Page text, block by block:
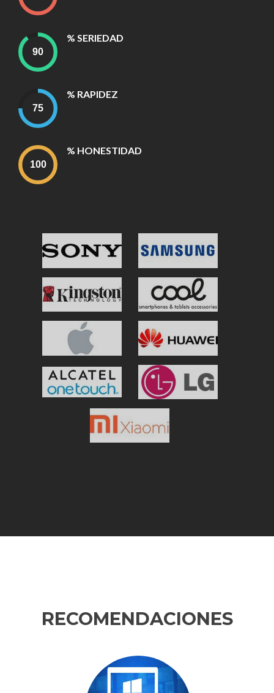
% SERIEDAD
% RAPIDEZ
% HONESTIDAD
RECOMENDACIONES